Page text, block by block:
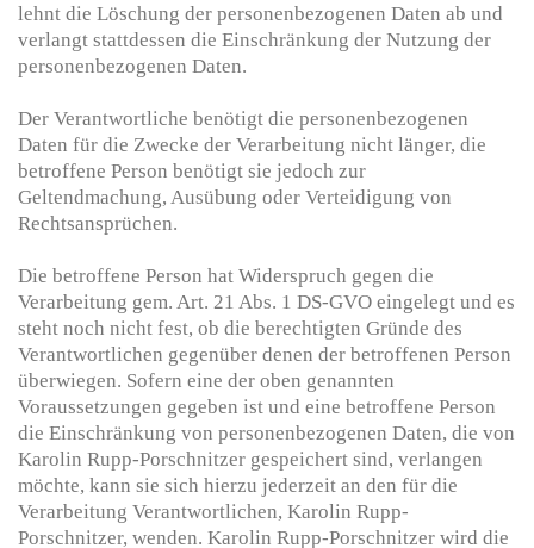
lehnt die Löschung der personenbezogenen Daten ab und
verlangt stattdessen die Einschränkung der Nutzung der
personenbezogenen Daten.
Der Verantwortliche benötigt die personenbezogenen
Daten für die Zwecke der Verarbeitung nicht länger, die
betroffene Person benötigt sie jedoch zur
Geltendmachung, Ausübung oder Verteidigung von
Rechtsansprüchen.
Die betroffene Person hat Widerspruch gegen die
Verarbeitung gem. Art. 21 Abs. 1 DS-GVO eingelegt und es
steht noch nicht fest, ob die berechtigten Gründe des
Verantwortlichen gegenüber denen der betroffenen Person
überwiegen. Sofern eine der oben genannten
Voraussetzungen gegeben ist und eine betroffene Person
die Einschränkung von personenbezogenen Daten, die von
Karolin Rupp-Porschnitzer gespeichert sind, verlangen
möchte, kann sie sich hierzu jederzeit an den für die
Verarbeitung Verantwortlichen, Karolin Rupp-
Porschnitzer, wenden. Karolin Rupp-Porschnitzer wird die